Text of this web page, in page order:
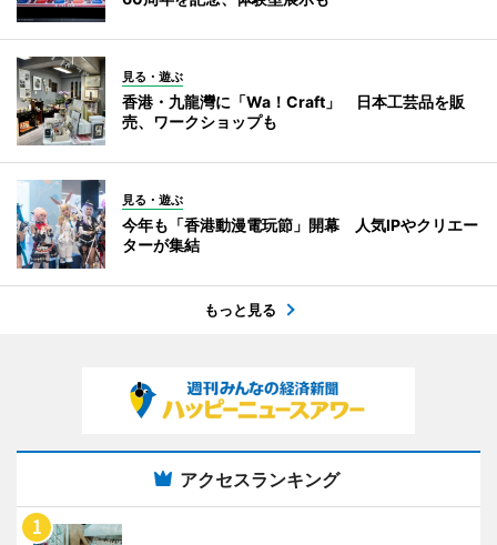
見る・遊ぶ
香港・九龍灣に「Wa！Craft」 日本工芸品を販
売、ワークショップも
見る・遊ぶ
今年も「香港動漫電玩節」開幕 人気IPやクリエー
ターが集結
もっと見る
アクセスランキング